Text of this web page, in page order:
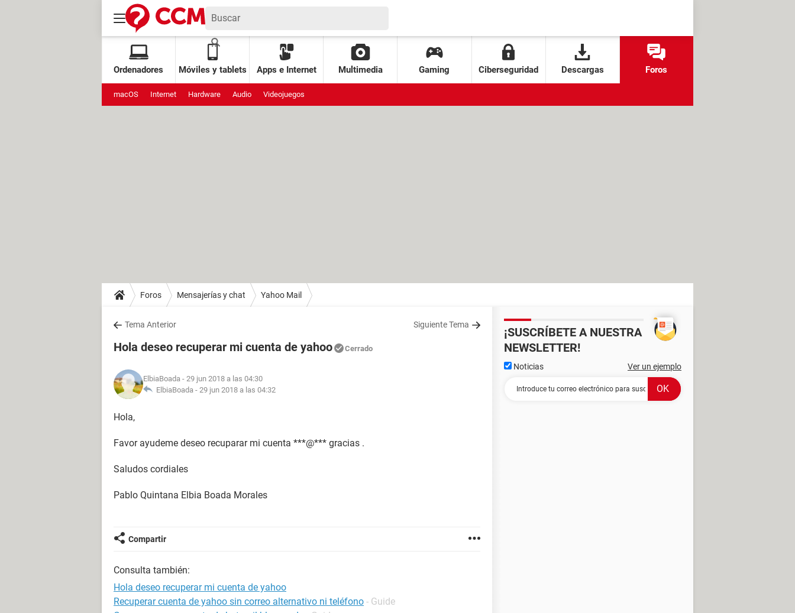
Ordenadores Móviles y tablets Apps e Internet Multimedia Gaming Ciberseguridad Descargas Foros
macOS Internet Hardware Audio Videojuegos
Foros Mensajerías y chat Yahoo Mail
Tema Anterior Siguiente Tema
Hola deseo recuperar mi cuenta de yahoo Cerrado
ElbiaBoada - 29 jun 2018 a las 04:30
ElbiaBoada - 29 jun 2018 a las 04:32
Hola,
Favor ayudeme deseo recuparar mi cuenta ***@*** gracias .
Saludos cordiales
Pablo Quintana Elbia Boada Morales
Compartir
Consulta también:
Hola deseo recuperar mi cuenta de yahoo
Recuperar cuenta de yahoo sin correo alternativo ni teléfono - Guide
¡SUSCRÍBETE A NUESTRA
NEWSLETTER!
Noticias Ver un ejemplo